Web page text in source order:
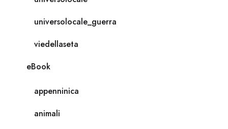
universolocale_guerra
viedellaseta
eBook
appenninica
animali